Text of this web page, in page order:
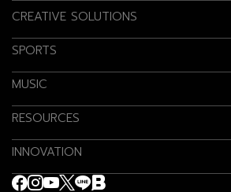
CREATIVE SOLUTIONS
SPORTS
MUSIC
RESOURCES
INNOVATION